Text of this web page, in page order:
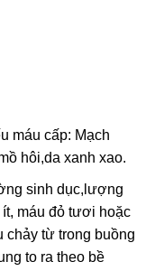
máu cấp: Mạch
hôi,da xanh xao.
sinh dục,lượng
máu đỏ tươi hoặc
chảy từ trong buồng
to ra theo bề